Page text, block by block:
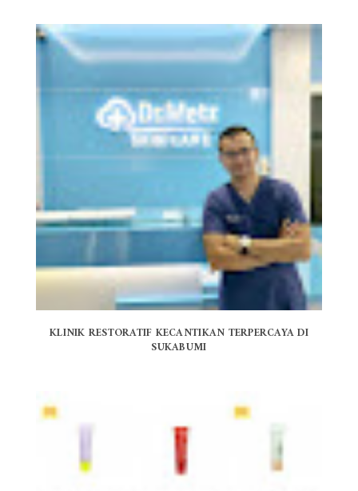
KLINIK RESTORATIF KECANTIKAN TERPERCAYA DI
SUKABUMI